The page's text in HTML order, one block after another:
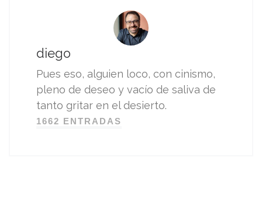
diego
Pues eso, alguien loco, con cinismo,
pleno de deseo y vacío de saliva de
tanto gritar en el desierto.
1662 ENTRADAS